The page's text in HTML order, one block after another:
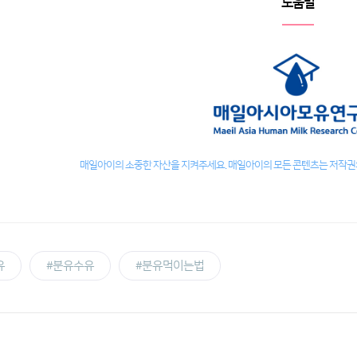
매일아이의 소중한 자산을 지켜주세요. 매일아이의 모든 콘텐츠는 저작
#분유수유 #분유먹이는법